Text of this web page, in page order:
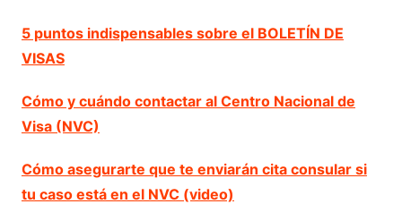
5 puntos indispensables sobre el BOLETÍN DE
VISAS
Cómo y cuándo contactar al Centro Nacional de
Visa (NVC)
Cómo asegurarte que te enviarán cita consular si
tu caso está en el NVC (video)